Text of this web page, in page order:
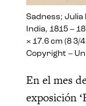
Sadness;
India, 1815 –
× 17.6 cm (8 3/
Copyright –
En el mes
exposición